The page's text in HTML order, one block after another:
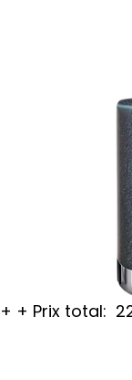
+ + Prix total: